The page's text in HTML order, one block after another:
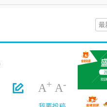
A+ A-